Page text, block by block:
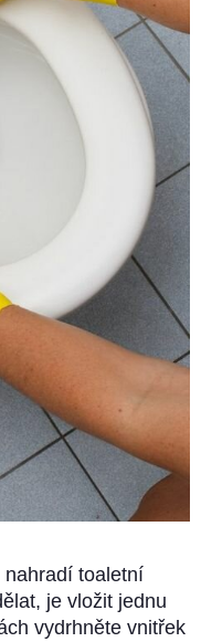
toaletní
je vložit jednu
vydrhněte vnitřek